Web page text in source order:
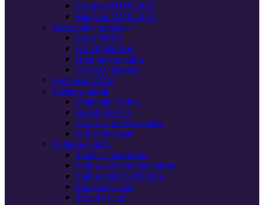
Program MMM 2025
Magazín MMM 2025
Sprievodné podujatia
Expo MMM
Cat Digital Run
Hudobný maratón
Vodácky maratón
Aplikácia MMM
Košice a okolie
Objavujte Košice
Región Košice
Ako sa k nám dostanete
Kde dobre spať
Pridaj sa k nám
Staňte sa partnerom
Staň sa vodičom/tempárom
Staň sa dobrovoľníkom
Pomáhaj s nami
Trénuj s nami